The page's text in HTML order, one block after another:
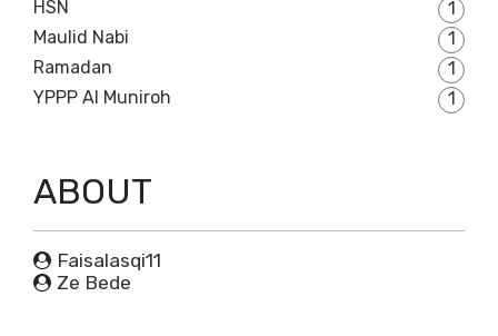
HSN
1
Maulid Nabi
1
Ramadan
1
YPPP Al Muniroh
1
ABOUT
Faisalasqi11
Ze Bede